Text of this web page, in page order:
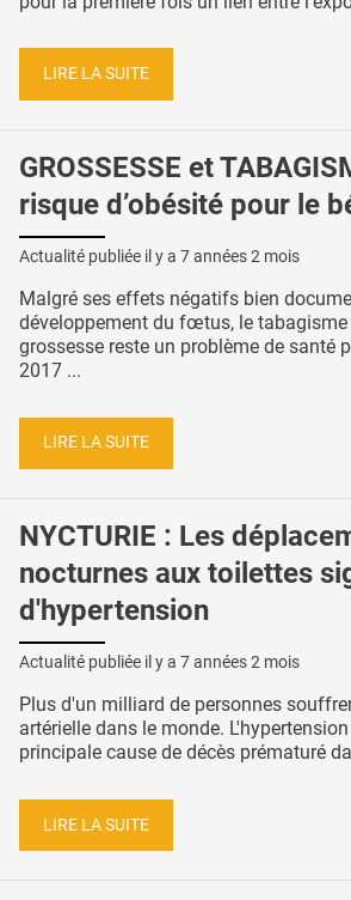
LIRE LA SUITE
GROSSESSE et
risque d’obésité pour le
Actualité publiée il y a 7 années 2 mois
Malgré ses effets négatifs bien
développement du fœtus, le tabagisme
grossesse reste un problème de santé
2017 ...
LIRE LA SUITE
NYCTURIE : Les
nocturnes aux toilettes
d'hypertension
Actualité publiée il y a 7 années 2 mois
Plus d'un milliard de personnes
artérielle dans le monde.
principale cause de décès prématuré
LIRE LA SUITE